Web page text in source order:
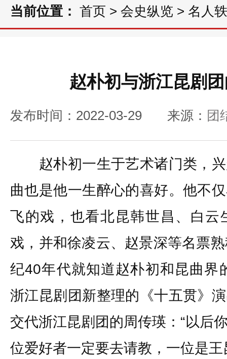
当前位置： 首页 > 会史纵览 > 名人
赵朴初与浙江昆剧
发布时间：2022-03-29 来源： 团
赵朴初一生于艺术诸门类，兴
曲也是他一生醉心的喜好。他不
飞的戏，也看北昆韩世昌、白云
戏，并和徐凌云、赵景深等名票
纪40年代就知道赵朴初和昆曲界
浙江昆剧团新整理的《十五贯》
交代浙江昆剧团的周传瑛：“以后
位爱好者一定要去请教，一位是